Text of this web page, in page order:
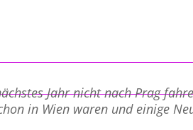
Jahr nicht nach Prag
in Wien waren und einige